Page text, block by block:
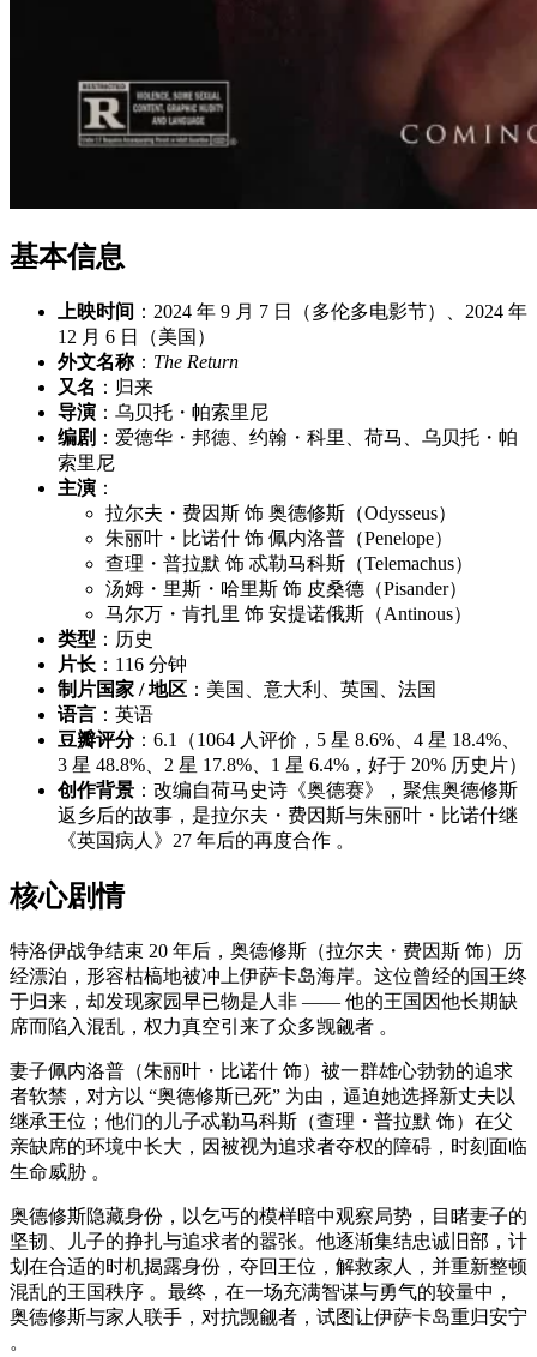
基本信息
上映时间 ：2024 年 9 月 7 日（多伦多电影节）、2024 年
12 月 6 日（美国）
外文名称： The Return
又名 ：归来
导演 ：乌贝托・帕索里尼
编剧 ：爱德华・邦德、约翰・科里、荷马、乌贝托・帕
索里尼
主演 ：
拉尔夫・费因斯 饰 奥德修斯（Odysseus）
朱丽叶・比诺什 饰 佩内洛普（Penelope）
查理・普拉默 饰 忒勒马科斯（Telemachus）
汤姆・里斯・哈里斯 饰 皮桑德（Pisander）
马尔万・肯扎里 饰 安提诺俄斯（Antinous）
类型 ：历史
片长 ：116 分钟
制片国家 / 地区 ：美国、意大利、英国、法国
语言 ：英语
豆瓣评分：6.1（1064 人评价，5 星 8.6%、4 星 18.4%、
3 星 48.8%、2 星 17.8%、1 星 6.4%，好于 20% 历史片）
创作背景 ：改编自荷马史诗《奥德赛》，聚焦奥德修斯
返乡后的故事，是拉尔夫・费因斯与朱丽叶・比诺什继
《英国病人》27 年后的再度合作 。
核心剧情
特洛伊战争结束 20 年后，奥德修斯（拉尔夫・费因斯 饰）历
经漂泊，形容枯槁地被冲上伊萨卡岛海岸。这位曾经的国王终
于归来，却发现家园早已物是人非 —— 他的王国因他长期缺
席而陷入混乱，权力真空引来了众多觊觎者 。
妻子佩内洛普（朱丽叶・比诺什 饰）被一群雄心勃勃的追求
者软禁，对方以 “奥德修斯已死” 为由，逼迫她选择新丈夫以
继承王位；他们的儿子忒勒马科斯（查理・普拉默 饰）在父
亲缺席的环境中长大，因被视为追求者夺权的障碍，时刻面临
生命威胁 。
奥德修斯隐藏身份，以乞丐的模样暗中观察局势，目睹妻子的
坚韧、儿子的挣扎与追求者的嚣张。他逐渐集结忠诚旧部，计
划在合适的时机揭露身份，夺回王位，解救家人，并重新整顿
混乱的王国秩序 。最终，在一场充满智谋与勇气的较量中，
奥德修斯与家人联手，对抗觊觎者，试图让伊萨卡岛重归安宁
。